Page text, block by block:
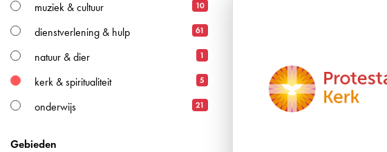
muziek & cultuur 10
dienstverlening & hulp 61
natuur & dier 1
kerk & spiritualiteit 5
onderwijs 21
Gebieden